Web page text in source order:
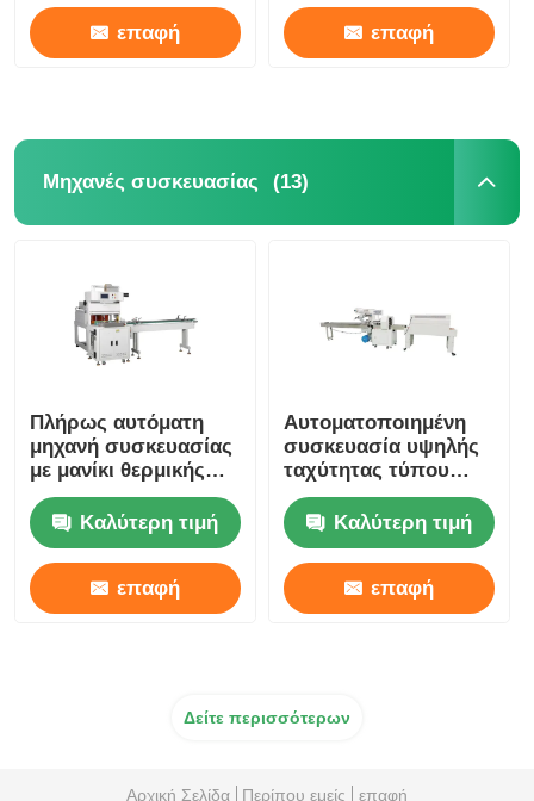
επαφή επαφή
Μηχανές συσκευασίας (13)
Πλήρως αυτόματη
μηχανή συσκευασίας
με μανίκι θερμικής
συρρίκνωσης 220V
380V Καλύτερη τιμή
επαφή
Αυτοματοποιημένη
συσκευασία υψηλής
ταχύτητας τύπου
μαξιλάρις θερμότητα
συρρικνώσιμη
συσκευασία
τροφίμων και ποτών
Καλύτερη τιμή
επαφή
Δείτε περισσότερων
Αρχική Σελίδα Περίπου εμείς επαφή